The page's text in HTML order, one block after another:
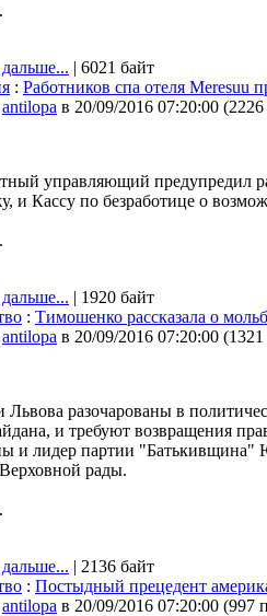
| 6021 байт
: Работников спа отеля Meresuu
antilopa в 20/09/2016 07:20:00 (
управляющий предупредил
и Кассу по безработице о
| 1920 байт
: Тимошенко рассказала о
antilopa в 20/09/2016 07:20:00 (
разочарованы в
и требуют возвращения
и лидер партии "Батькивщина"
рады.
| 2136 байт
: Постыдный прецедент
antilopa в 20/09/2016 07:20:00 (997